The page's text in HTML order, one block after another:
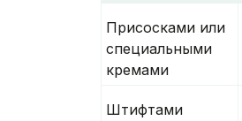
Присосками или
специальными
кремами
Штифтами